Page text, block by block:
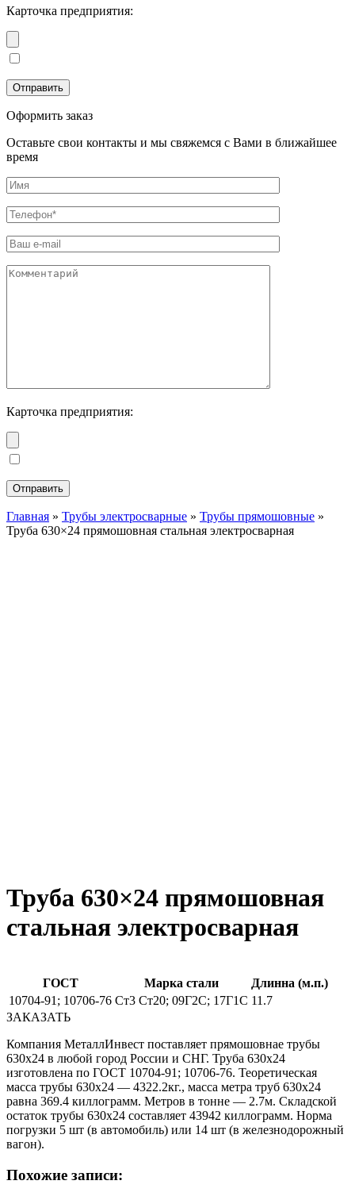
Карточка предприятия:
Оформить заказ
Оставьте свои контакты и мы свяжемся с Вами в ближайшее
время
Карточка предприятия:
Главная » Трубы электросварные » Трубы прямошовные »
Труба 630×24 прямошовная стальная электросварная
Труба 630×24 прямошовная
стальная электросварная
ГОСТ Марка стали
Длинна (м.п.)
10704-91; 10706-76 Ст3 Ст20; 09Г2С; 17Г1С 11.7
ЗАКАЗАТЬ
Компания МеталлИнвест поставляет прямошовнае трубы
630х24 в любой город России и СНГ. Труба 630х24
изготовлена по ГОСТ 10704-91; 10706-76. Теоретическая
масса трубы 630х24 — 4322.2кг., масса метра труб 630х24
равна 369.4 киллограмм. Метров в тонне — 2.7м. Складской
остаток трубы 630х24 составляет 43942 киллограмм. Норма
погрузки 5 шт (в автомобиль) или 14 шт (в железнодорожный
вагон).
Похожие записи: